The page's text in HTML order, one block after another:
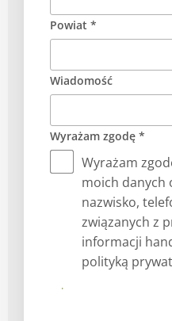
Powiat *
Wiadomość
Wyrażam zgodę *
Wyrażam
moich danych
nazwisko,
związanych z
informacji
polityką
Prześlij